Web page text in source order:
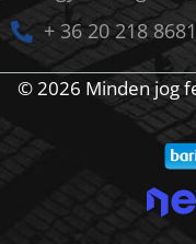
+ 36 20 218 8681
© 2026 Minden jog